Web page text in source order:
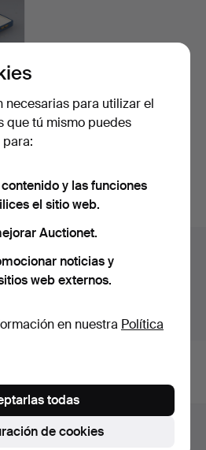
de subastas concluidas.
necesarias para utilizar el
que tú mismo puedes
y las funciones
el sitio web.
Auctionet.
noticias y
web externos.
en nuestra Política
de cookies
todas